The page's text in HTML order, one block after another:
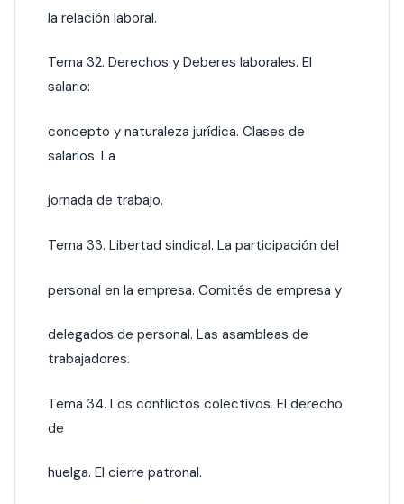
la relación laboral.
Tema 32. Derechos y Deberes laborales. El
salario:
concepto y naturaleza jurídica. Clases de
salarios. La
jornada de trabajo.
Tema 33. Libertad sindical. La participación del
personal en la empresa. Comités de empresa y
delegados de personal. Las asambleas de
trabajadores.
Tema 34. Los conflictos colectivos. El derecho
de
huelga. El cierre patronal.